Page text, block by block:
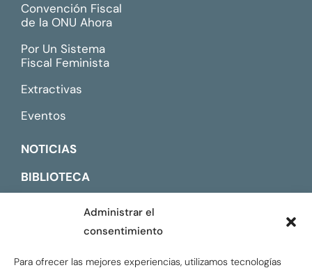
Administrar el
consentimiento
Para ofrecer las mejores experiencias, utilizamos tecnologías
Convención Fiscal
de la ONU Ahora
Por Un Sistema
Fiscal Feminista
Extractivas
Eventos
NOTICIAS
BIBLIOTECA